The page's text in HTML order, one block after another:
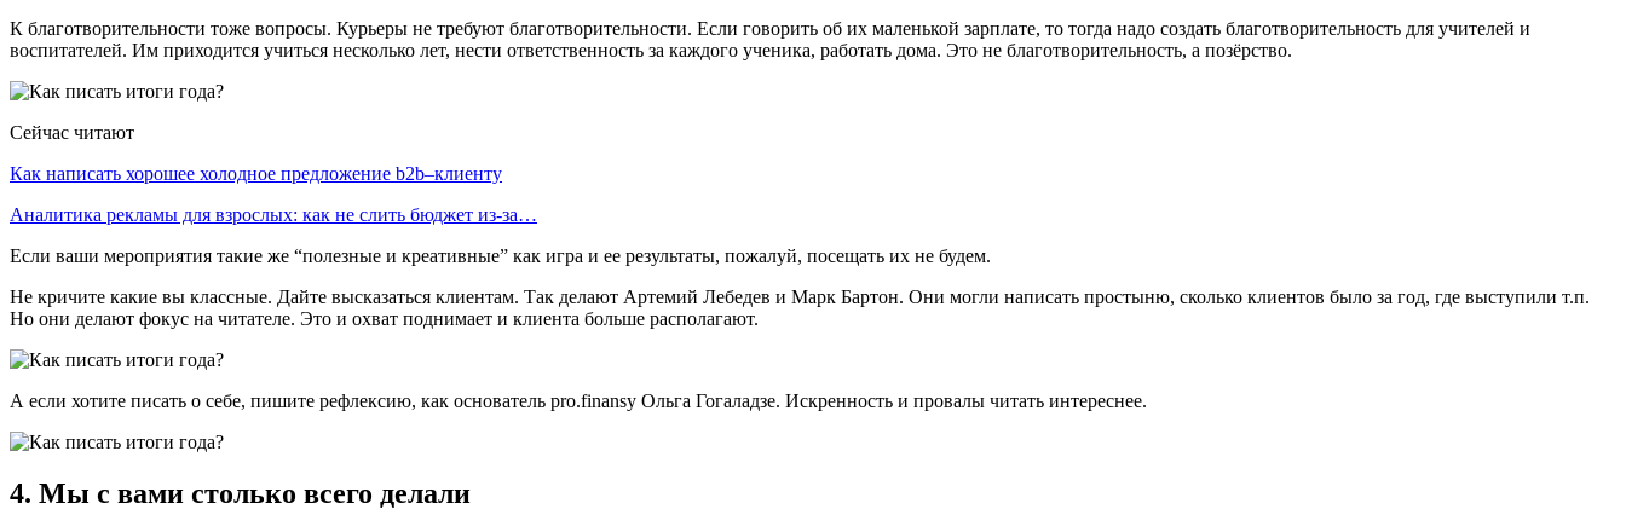
К благотворительности тоже вопросы. Курьеры не требуют благотворительности. Если говорить об их маленькой зарплате, то тогда надо создать благотворительность для учителей и
воспитателей. Им приходится учиться несколько лет, нести ответственность за каждого ученика, работать дома. Это не благотворительность, а позёрство.
Сейчас читают
Как написать хорошее холодное предложение b2b–клиенту
Аналитика рекламы для взрослых: как не слить бюджет из-за…
Если ваши мероприятия такие же “полезные и креативные” как игра и ее результаты, пожалуй, посещать их не будем.
Не кричите какие вы классные. Дайте высказаться клиентам. Так делают Артемий Лебедев и Марк Бартон. Они могли написать простыню, сколько клиентов было за год, где выступили т.п.
Но они делают фокус на читателе. Это и охват поднимает и клиента больше располагают.
А если хотите писать о себе, пишите рефлексию, как основатель pro.finansy Ольга Гогаладзе. Искренность и провалы читать интереснее.
4. Мы с вами столько всего делали